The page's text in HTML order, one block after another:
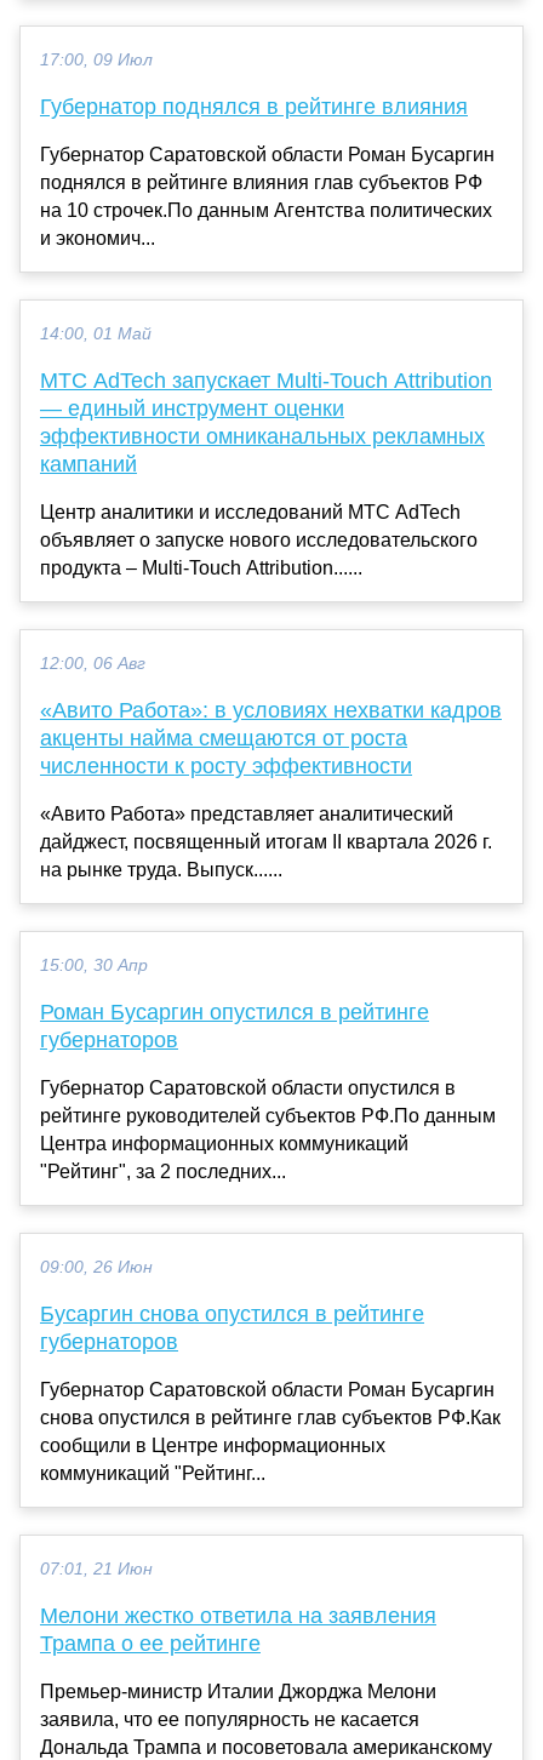
17:00, 09 Июл
Губернатор поднялся в рейтинге влияния
Губернатор Саратовской области Роман Бусаргин
поднялся в рейтинге влияния глав субъектов РФ
на 10 строчек.По данным Агентства политических
и экономич...
14:00, 01 Май
МТС AdTech запускает Multi-Touch Attribution
— единый инструмент оценки
эффективности омниканальных рекламных
кампаний
Центр аналитики и исследований МТС AdTech
объявляет о запуске нового исследовательского
продукта – Multi-Touch Attribution......
12:00, 06 Авг
«Авито Работа»: в условиях нехватки кадров
акценты найма смещаются от роста
численности к росту эффективности
«Авито Работа» представляет аналитический
дайджест, посвященный итогам II квартала 2026 г.
на рынке труда. Выпуск......
15:00, 30 Апр
Роман Бусаргин опустился в рейтинге
губернаторов
Губернатор Саратовской области опустился в
рейтинге руководителей субъектов РФ.По данным
Центра информационных коммуникаций
"Рейтинг", за 2 последних...
09:00, 26 Июн
Бусаргин снова опустился в рейтинге
губернаторов
Губернатор Саратовской области Роман Бусаргин
снова опустился в рейтинге глав субъектов РФ.Как
сообщили в Центре информационных
коммуникаций "Рейтинг...
07:01, 21 Июн
Мелони жестко ответила на заявления
Трампа о ее рейтинге
Премьер-министр Италии Джорджа Мелони
заявила, что ее популярность не касается
Дональда Трампа и посоветовала американскому